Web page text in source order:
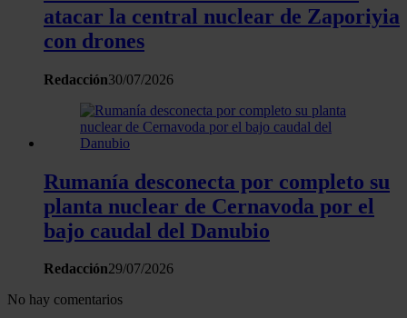
atacar la central nuclear de Zaporiyia
con drones
Redacción30/07/2026
Rumanía desconecta por completo su
planta nuclear de Cernavoda por el
bajo caudal del Danubio
Redacción29/07/2026
No hay comentarios